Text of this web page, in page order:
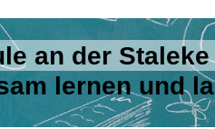
an der
lernen und